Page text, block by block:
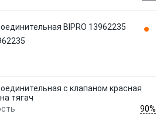
BIPRO 13962235
с клапаном красная
тягач
90%